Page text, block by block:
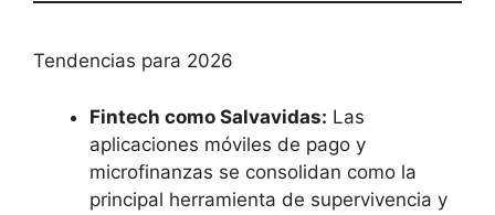
Tendencias para 2026
Fintech como Salvavidas: Las
aplicaciones móviles de pago y
microfinanzas se consolidan como la
principal herramienta de supervivencia y